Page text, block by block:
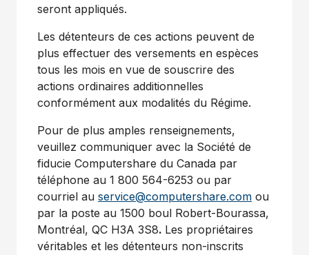
seront appliqués.
Les détenteurs de ces actions peuvent de
plus effectuer des versements en espèces
tous les mois en vue de souscrire des
actions ordinaires additionnelles
conformément aux modalités du Régime.
Pour de plus amples renseignements,
veuillez communiquer avec la Société de
fiducie Computershare du Canada par
téléphone au 1 800 564-6253 ou par
courriel au service@computershare.com ou
par la poste au 1500 boul Robert-Bourassa,
Montréal, QC H3A 3S8. Les propriétaires
véritables et les détenteurs non-inscrits